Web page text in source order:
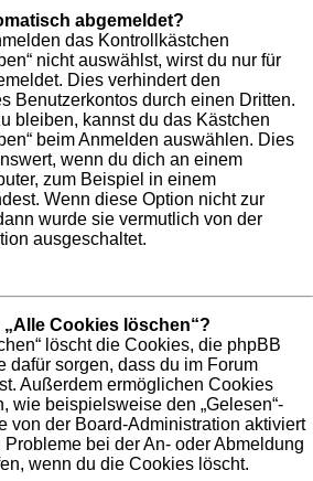
abgemeldet?
das Kontrollkästchen
nicht auswählst, wirst du nur für
Dies verhindert den
Benutzerkontos durch einen Dritten.
bleiben, kannst du das Kästchen
beim Anmelden auswählen. Dies
wenn du dich an einem
zum Beispiel in einem
Wenn diese Option nicht zur
wurde sie vermutlich von der
ausgeschaltet.
Cookies löschen“?
löscht die Cookies, die phpBB
dafür sorgen, dass du im Forum
Außerdem ermöglichen Cookies
wie beispielsweise den „Gelesen“-
von der Board-Administration aktiviert
bei der An- oder Abmeldung
wenn du die Cookies löscht.